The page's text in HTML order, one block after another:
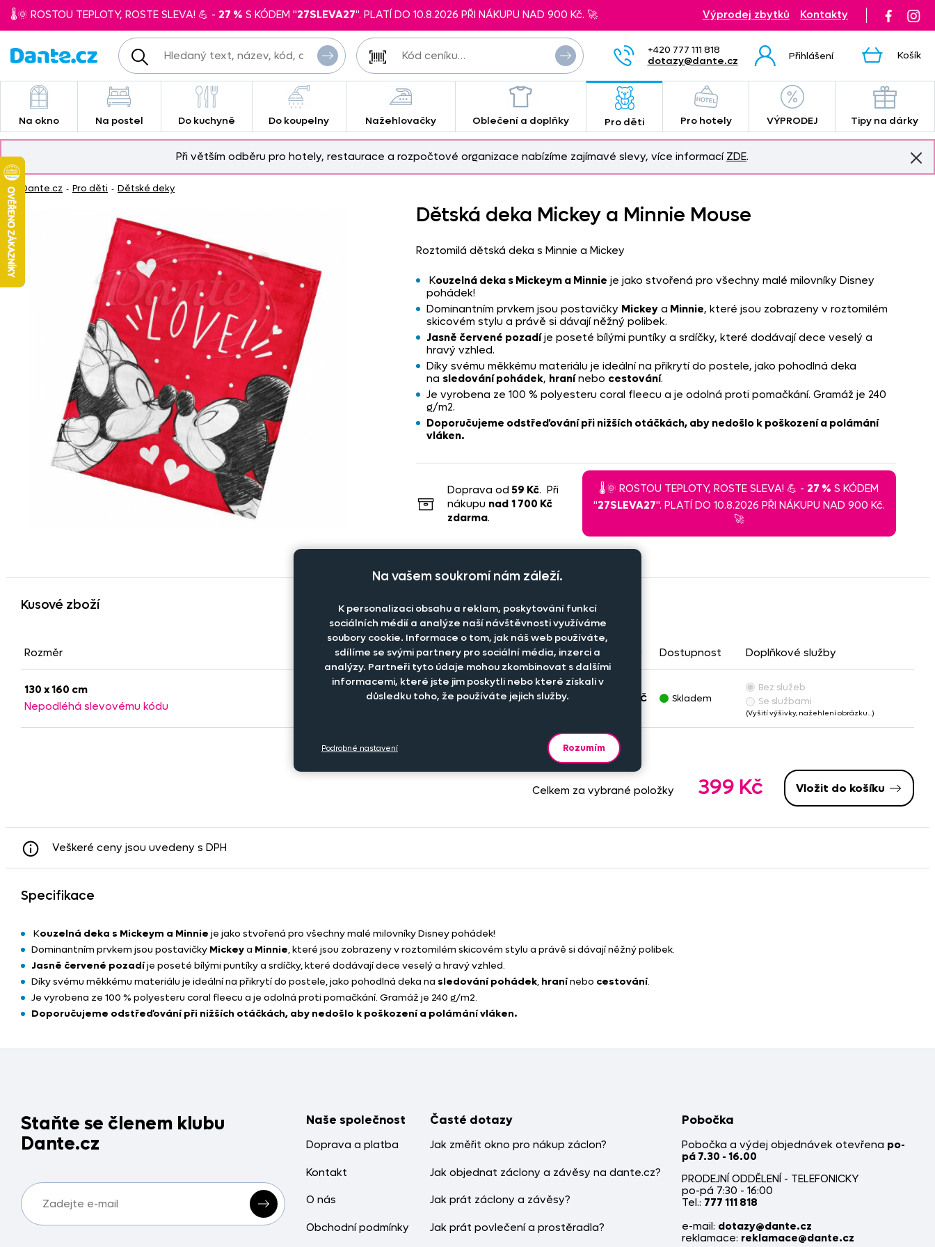
+420 777 111 818
dotazy@dante.cz
Přihlášení Košík
🌡️🌞 ROSTOU TEPLOTY, ROSTE SLEVA! 💪 - 27 % S KÓDEM "27SLEVA27". PLATÍ DO 10.8.2026 PŘI NÁKUPU NAD 900 Kč. 🚀 Výprodej zbytků Kontakty
Na okno Na postel Do kuchyně Do koupelny Nažehlovačky Oblečení a doplňky Pro děti Pro hotely VÝPRODEJ Tipy na dárky
Při větším odběru pro hotely, restaurace a rozpočtové organizace nabízíme zajímavé slevy, více informací ZDE.
Dante.cz - Pro děti - Dětské deky
Dětská deka Mickey a Minnie Mouse
Roztomilá dětská deka s Minnie a Mickey
Kouzelná deka s Mickeym a Minnie je jako stvořená pro všechny malé milovníky Disney
pohádek!
Dominantním prvkem jsou postavičky Mickeya Minnie, které jsou zobrazeny v roztomilém
skicovém stylu a právě si dávají něžný polibek.
Jasně červené pozadíje poseté bílými puntíky a srdíčky, které dodávají dece veselý a
hravý vzhled.
Díky svému měkkému materiálu je ideální na přikrytí do postele, jako pohodlná deka
na sledování pohádek, hranínebo cestování.
Je vyrobena ze 100 % polyesteru coral fleecu a je odolná proti pomačkání. Gramáž je 240
g/m2.
Doporučujeme odstřeďování při nižších otáčkách, aby nedošlo k poškození a polámání
vláken.
Doprava od 59 Kč. Při
nákupu nad 1 700 Kč
zdarma.
🌡️🌞 ROSTOU TEPLOTY, ROSTE SLEVA! 💪 -27 % S KÓDEM
"27SLEVA27". PLATÍ DO 10.8.2026 PŘI NÁKUPU NAD 900 Kč.
🚀
Kusové zboží
Rozměr Počet kusů Cena na eshopu Dostupnost Doplňkové služby
130 x 160 cm
Nepodléhá slevovému kódu
100% polyester ks +
- 399 Kč Skladem
Bez služeb
Se službami
(Vyšití výšivky, nažehlení obrázku…)
Celkem za vybrané položky 399 Kč Vložit do košíku
Veškeré ceny jsou uvedeny s DPH
Specifikace
Kouzelná deka s Mickeym a Minnie je jako stvořená pro všechny malé milovníky Disney pohádek!
Dominantním prvkem jsou postavičky Mickeya Minnie, které jsou zobrazeny v roztomilém skicovém stylu a právě si dávají něžný polibek.
Jasně červené pozadíje poseté bílými puntíky a srdíčky, které dodávají dece veselý a hravý vzhled.
Díky svému měkkému materiálu je ideální na přikrytí do postele, jako pohodlná deka na sledování pohádek, hranínebo cestování.
Je vyrobena ze 100 % polyesteru coral fleecu a je odolná proti pomačkání. Gramáž je 240 g/m2.
Doporučujeme odstřeďování při nižších otáčkách, aby nedošlo k poškození a polámání vláken.
Staňte se členem klubu
Dante.cz
Naše společnost
Doprava a platba
Kontakt
O nás
Obchodní podmínky
Časté dotazy
Jak změřit okno pro nákup záclon?
Jak objednat záclony a závěsy na dante.cz?
Jak prát záclony a závěsy?
Jak prát povlečení a prostěradla?
Pobočka
Pobočka a výdej objednávek otevřena po-
pá 7.30 - 16.00
PRODEJNÍ ODDĚLENÍ - TELEFONICKY
po-pá 7:30 - 16:00
Tel.: 777 111 818
e-mail: dotazy@dante.cz
reklamace: reklamace@dante.cz
Na vašem soukromí nám záleží.
K personalizaci obsahu a reklam, poskytování funkcí
sociálních médií a analýze naší návštěvnosti využíváme
soubory cookie. Informace o tom, jak náš web používáte,
sdílíme se svými partnery pro sociální média, inzerci a
analýzy. Partneři tyto údaje mohou zkombinovat s dalšími
informacemi, které jste jim poskytli nebo které získali v
důsledku toho, že používáte jejich služby.
Rozumím
Podrobné nastavení